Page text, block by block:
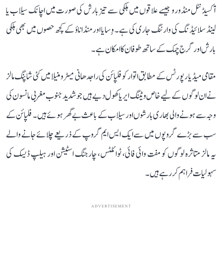
آکسیڈنٹل منڈورو جیسے علاقوں میں ہلکی سے تیز بارش کی صورت میں اچانک سیلاب یا
لینڈ سلائیڈنگ کی وارننگ جاری کی ہے۔ وِسایا اور منڈاناؤ کے کچھ حصوں میں بھی ہلکی
بارش اور گرج چمک کے ساتھ طوفان کا امکان ہے۔
مقامی میڈیا رپورٹس کے مطابق اتوار کو فلپائن کی راجدھانی میٹرو منیلا میں کئی شاپنگ مالز
نے ان لوگوں کے لیے خاص ویٹنگ ایریا کھول دیے ہیں جو شدید جنوب مغربی مانسون کی
وجہ سے ہونے والی بھاری بارشوں اور سیلاب کے باعث بے گھر ہوئے ہیں۔ فلپائن کے
سب سے بڑے گروپوں میں سے ایک ایس ایم گروپ کے ذریعے چلائے جانے والے
یہ مالز متاثرہ لوگوں کو مفت وائی فائی، ٹوائلٹس، چارجنگ اسٹیشن اور ہیلپ ڈیسک کی
سہولیات فراہم کر رہے ہیں۔
ADVERTISEMENT